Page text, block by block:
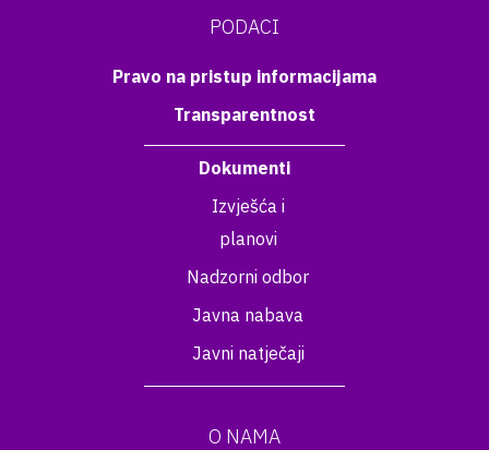
PODACI
Pravo na pristup informacijama
Transparentnost
Dokumenti
Izvješća i
planovi
Nadzorni odbor
Javna nabava
Javni natječaji
O NAMA